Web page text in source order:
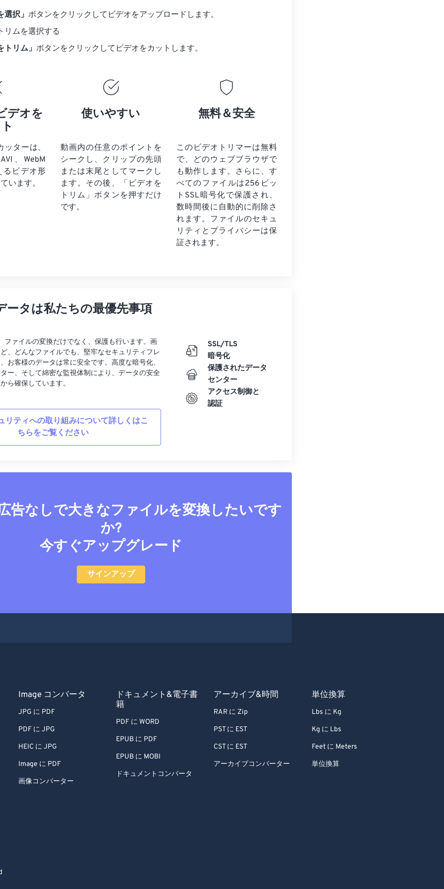
択」 ボタンをクリックしてビデオをアップロードします。
リムを選択する
トリム」 ボタンをクリックしてビデオをカットします。
デオを
ターは、
、WebM
ビデオ形
います。
使いやすい
動画内の任意のポイントを
シークし、クリップの先頭
または末尾としてマークし
ます。その後、「ビデオを
トリム」ボタンを押すだけ
です。
無料＆安全
このビデオトリマーは無料
で、どのウェブブラウザで
も動作します。さらに、す
べてのファイルは256ビッ
トSSL暗号化で保護され、
数時間後に自動的に削除さ
れます。ファイルのセキュ
リティとプライバシーは保
証されます。
ータは私たちの最優先事項
ファイルの変換だけでなく、保護も行います。画
、どんなファイルでも、堅牢なセキュリティフレ
お客様のデータは常に安全です。高度な暗号化、
ー、そして綿密な監視体制により、データの安全
ら確保しています。
リティへの取り組みについて詳しくはこ
ちらをご覧ください
SSL/TLS
暗号化
保護されたデータ
センター
アクセス制御と
認証
告なしで大きなファイルを変換したいです
か?
今すぐアップグレード
サインアップ
Image コンバータ
JPG に PDF
PDF に JPG
HEIC に JPG
Image に PDF
画像コンバーター
ドキュメント&電子書
籍
PDF に WORD
EPUB に PDF
EPUB に MOBI
ドキュメントコンバータ
アーカイブ&時間
RAR に Zip
PST に EST
CST に EST
アーカイブコンバーター
単位換算
Lbs に Kg
Kg に Lbs
Feet に Meters
単位換算